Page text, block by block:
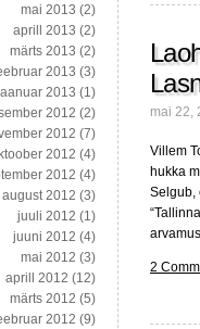
mai 22,
Villem
hukka
Selgub,
2
mai 2013 (2)
aprill 2013 (2)
märts 2013 (2)
2013 (3)
2013 (1)
2012 (2)
2012 (7)
2012 (4)
2012 (4)
august 2012 (3)
juuli 2012 (1)
juuni 2012 (4)
mai 2012 (3)
aprill 2012 (12)
märts 2012 (5)
2012 (9)